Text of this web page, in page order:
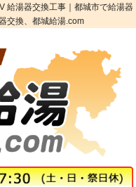
給湯器交換工事｜都城市で給湯器
交換、都城給湯.com